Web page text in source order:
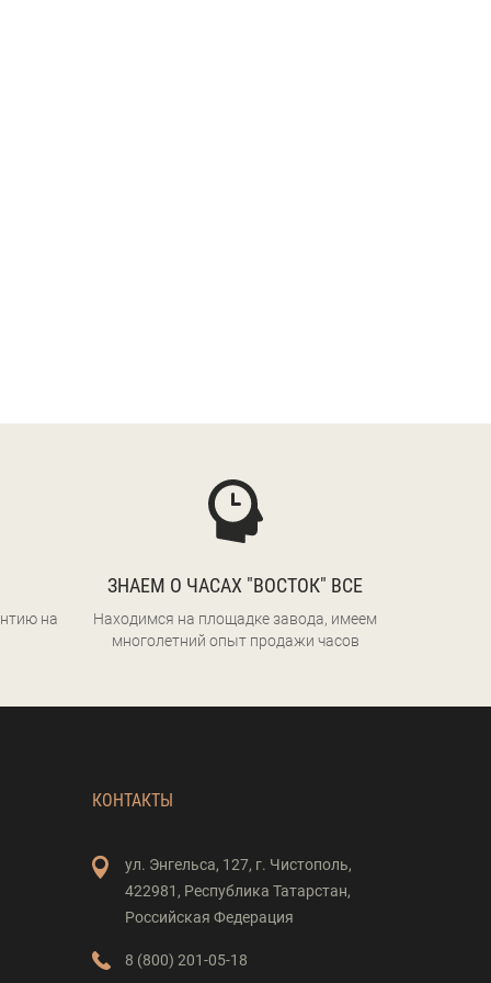
на
ЗНАЕМ О ЧАСАХ "ВОСТОК" ВСЕ
Находимся на площадке завода, имеем
многолетний опыт продажи часов
КОНТАКТЫ
ул. Энгельса, 127, г. Чистополь,
422981, Республика Татарстан,
Российская Федерация
8 (800) 201-05-18